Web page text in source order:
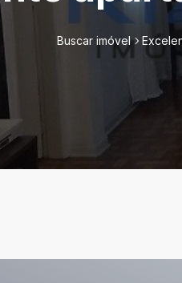
Buscar imóvel